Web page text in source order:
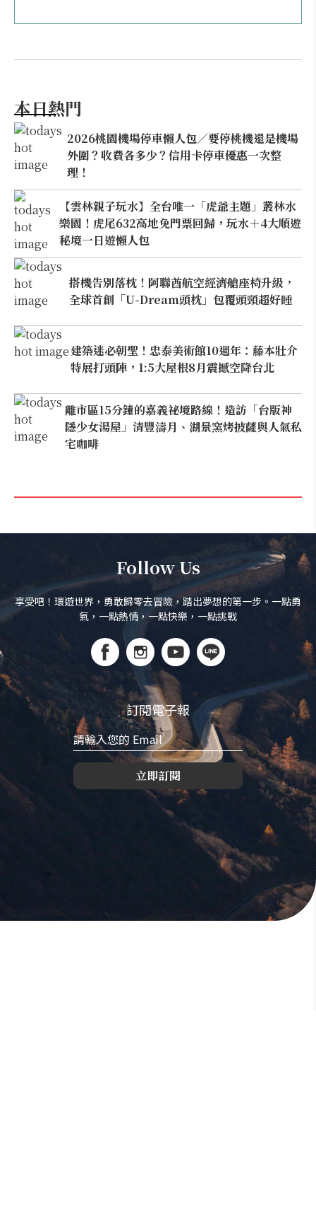
本日熱門
2026桃園機場停車懶人包／要停桃機還是機場
外圍？收費各多少？信用卡停車優惠一次整
理！
【雲林親子玩水】全台唯一「虎爺主題」叢林水
樂園！虎尾632高地免門票回歸，玩水＋4大順遊
秘境一日遊懶人包
搭機告別落枕！阿聯酋航空經濟艙座椅升級，
全球首創「U-Dream頭枕」包覆頭頸超好睡
建築迷必朝聖！忠泰美術館10週年：藤本壯介
特展打頭陣，1:5大屋根8月震撼空降台北
離市區15分鐘的嘉義祕境路線！造訪「台版神
隱少女湯屋」清豐濤月、湖景窯烤披薩與人氣私
宅咖啡
Follow Us
享受吧！環遊世界，勇敢歸零去冒險，踏出夢想的第一步。一點勇
氣，一點熱情，一點快樂，一點挑戰
訂閱電子報
立即訂閱